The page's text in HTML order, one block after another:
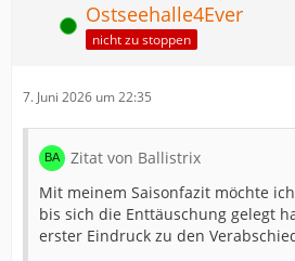
Online Ostseehalle4Ever
nicht zu stoppen
7. Juni 2026 um 22:35
Zitat von Ballistrix
Mit meinem Saisonfazit möchte
bis sich die Enttäuschung gelegt
erster Eindruck zu den